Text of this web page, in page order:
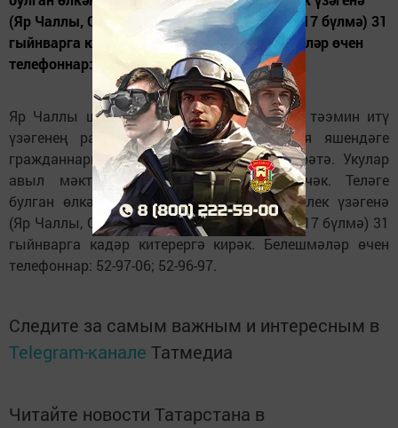
(Яр Чаллы, Сөембикә проспекты, 47 йорт, 317 бүлмә) 31
гыйнварга кадәр китерергә кирәк. Белешмәләр өчен
телефоннар: 52-97-06; 52-96-97.
Яр Чаллы шәһәренең халыкны эш белән тәэмин итү
үзәгенең район буенча филиалы пенсия яшендәге
гражданнарны компьютерда эшләргә өйрәтә. Укулар
авыл мәктәпләре базасында үткәреләчәк. Теләге
булган өлкәннәргә гаризаларын мәшгульлек үзәгенә
(Яр Чаллы, Сөембикә проспекты, 47 йорт, 317 бүлмә) 31
гыйнварга кадәр китерергә кирәк. Белешмәләр өчен
телефоннар: 52-97-06; 52-96-97.
Следите за самым важным и интересным в
Telegram-канале Татмедиа
Читайте новости Татарстана в